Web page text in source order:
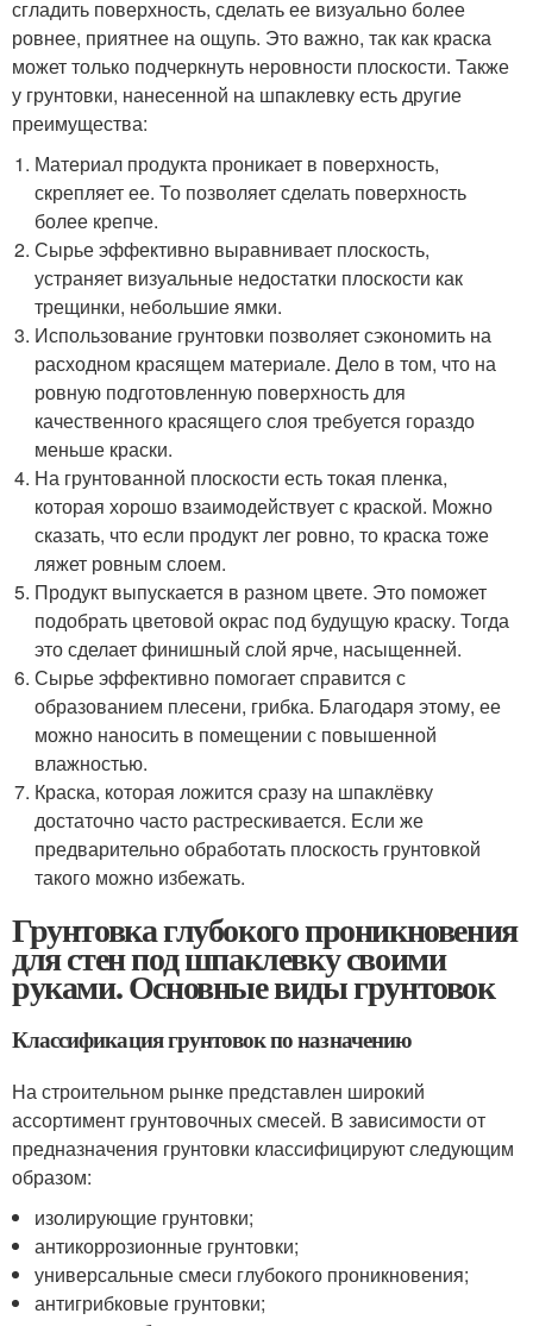
сгладить поверхность, сделать ее визуально более
ровнее, приятнее на ощупь. Это важно, так как краска
может только подчеркнуть неровности плоскости. Также
у грунтовки, нанесенной на шпаклевку есть другие
преимущества:
Материал продукта проникает в поверхность,
скрепляет ее. То позволяет сделать поверхность
более крепче.
Сырье эффективно выравнивает плоскость,
устраняет визуальные недостатки плоскости как
трещинки, небольшие ямки.
Использование грунтовки позволяет сэкономить на
расходном красящем материале. Дело в том, что на
ровную подготовленную поверхность для
качественного красящего слоя требуется гораздо
меньше краски.
На грунтованной плоскости есть токая пленка,
которая хорошо взаимодействует с краской. Можно
сказать, что если продукт лег ровно, то краска тоже
ляжет ровным слоем.
Продукт выпускается в разном цвете. Это поможет
подобрать цветовой окрас под будущую краску. Тогда
это сделает финишный слой ярче, насыщенней.
Сырье эффективно помогает справится с
образованием плесени, грибка. Благодаря этому, ее
можно наносить в помещении с повышенной
влажностью.
Краска, которая ложится сразу на шпаклёвку
достаточно часто растрескивается. Если же
предварительно обработать плоскость грунтовкой
такого можно избежать.
Грунтовка глубокого проникновения
для стен под шпаклевку своими
руками. Основные виды грунтовок
Классификация грунтовок по назначению
На строительном рынке представлен широкий
ассортимент грунтовочных смесей. В зависимости от
предназначения грунтовки классифицируют следующим
образом:
изолирующие грунтовки;
антикоррозионные грунтовки;
универсальные смеси глубокого проникновения;
антигрибковые грунтовки;